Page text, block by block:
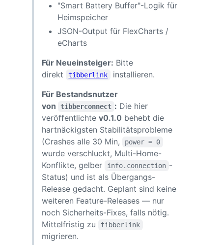
"Smart Battery Buffer"-Logik für
Heimspeicher
JSON-Output für FlexCharts /
eCharts
Für Neueinsteiger: Bitte
direkt
tibberlink
installieren.
Für Bestandsnutzer
von
tibberconnect : Die hier
veröffentlichte v0.1.0 behebt die
hartnäckigsten Stabilitätsprobleme
(Crashes alle 30 Min,
power = 0
wurde verschluckt, Multi-Home-
Konflikte, gelber
info.connection -
Status) und ist als Übergangs-
Release gedacht. Geplant sind keine
weiteren Feature-Releases — nur
noch Sicherheits-Fixes, falls nötig.
Mittelfristig zu
tibberlink
migrieren.